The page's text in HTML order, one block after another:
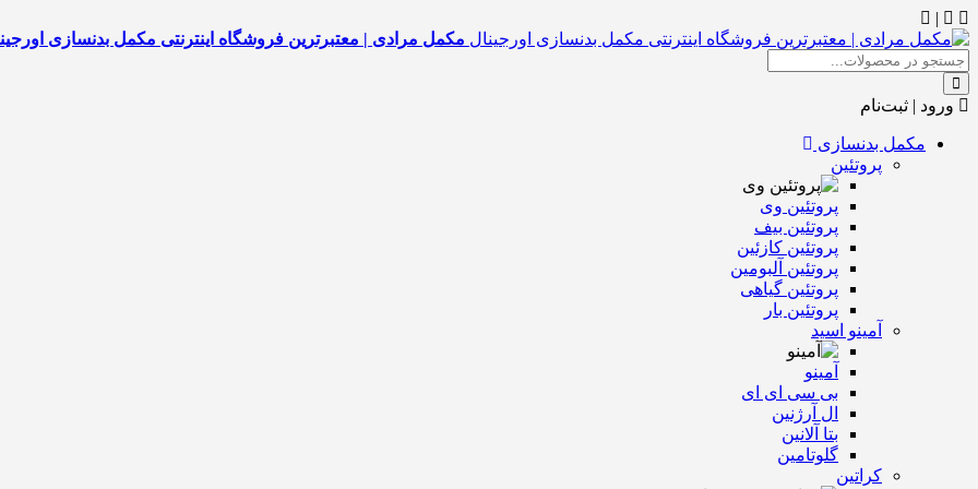
|
مکمل مرادی | معتبرترین فروشگاه اینترنتی مکمل بدنسازی
ورود | ثبت‌نام
مکمل بدنسازی
پروتئین
پروتئین وی
پروتئین بیف
پروتئین کازئین
پروتئین آلبومین
پروتئین گیاهی
پروتئین بار
آمینو اسید
آمینو
بی سی ای ای
ال آرژنین
بتا آلانین
گلوتامین
کراتین